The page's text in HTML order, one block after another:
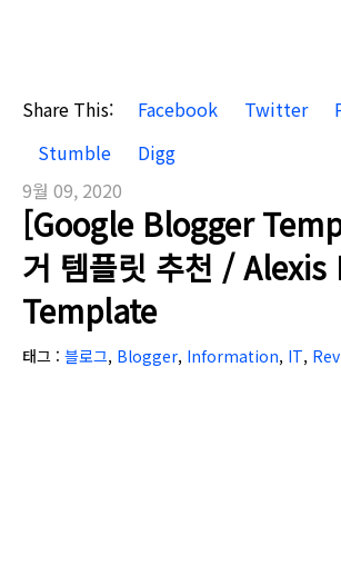
Share This: Facebook Twitter
Stumble
Digg
9월 09, 2020
[Google Blogger
거 템플릿 추천 /
Template
태그 : 블로그, Blogger, Information, IT,